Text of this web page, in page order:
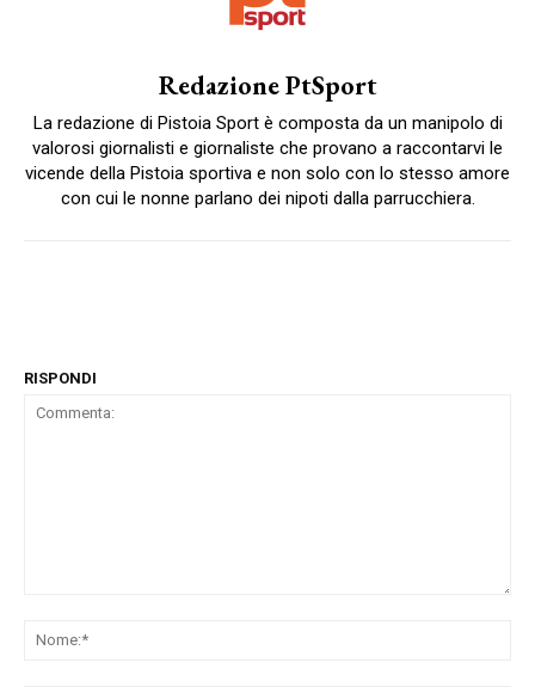
Redazione PtSport
La redazione di Pistoia Sport è composta da un manipolo di
valorosi giornalisti e giornaliste che provano a raccontarvi le
vicende della Pistoia sportiva e non solo con lo stesso amore
con cui le nonne parlano dei nipoti dalla parrucchiera.
RISPONDI